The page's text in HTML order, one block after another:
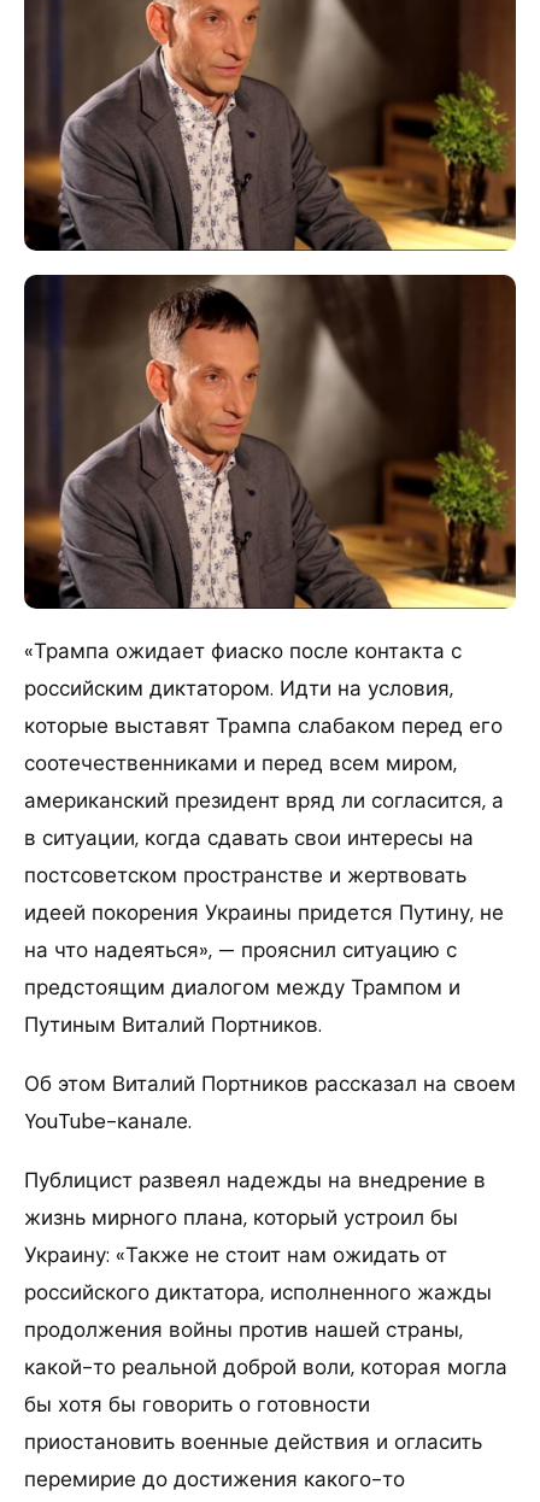
«Трампа ожидает фиаско после контакта с
российским диктатором. Идти на условия,
которые выставят Трампа слабаком перед его
соотечественниками и перед всем миром,
американский президент вряд ли согласится, а
в ситуации, когда сдавать свои интересы на
постсоветском пространстве и жертвовать
идеей покорения Украины придется Путину, не
на что надеяться», — прояснил ситуацию с
предстоящим диалогом между Трампом и
Путиным Виталий Портников.
Об этом Виталий Портников рассказал на своем
YouTube-канале.
Публицист развеял надежды на внедрение в
жизнь мирного плана, который устроил бы
Украину: «Также не стоит нам ожидать от
российского диктатора, исполненного жажды
продолжения войны против нашей страны,
какой-то реальной доброй воли, которая могла
бы хотя бы говорить о готовности
приостановить военные действия и огласить
перемирие до достижения какого-то